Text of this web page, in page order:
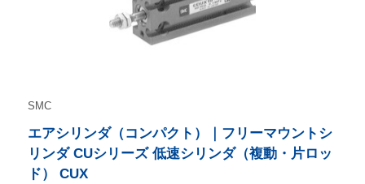
SMC
エアシリンダ（コンパクト）｜フリーマウントシ
リンダ CUシリーズ 低速シリンダ（複動・片ロッ
ド） CUX